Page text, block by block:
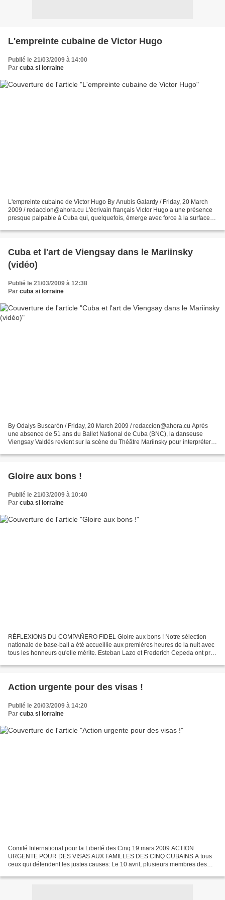
L'empreinte cubaine de Victor Hugo
Publié le 21/03/2009 à 14:00
Par cuba si lorraine
L'empreinte cubaine de Victor Hugo By Anubis Galardy / Friday, 20 March
2009 / redaccion@ahora.cu L'écrivain français Victor Hugo a une présence
presque palpable à Cuba qui, quelquefois, émerge avec force à la surface et
Cuba et l'art de Viengsay dans le Mariinsky
(vidéo)
Publié le 21/03/2009 à 12:38
Par cuba si lorraine
By Odalys Buscarón / Friday, 20 March 2009 / redaccion@ahora.cu Après
une absence de 51 ans du Ballet National de Cuba (BNC), la danseuse
Viengsay Valdés revient sur la scène du Théâtre Mariinsky pour interpréter
Gloire aux bons !
Publié le 21/03/2009 à 10:40
Par cuba si lorraine
RÉFLEXIONS DU COMPAÑERO FIDEL Gloire aux bons ! Notre sélection
nationale de base-ball a été accueillie aux premières heures de la nuit avec
tous les honneurs qu'elle mérite. Esteban Lazo et Frederich Cepeda ont pris
Action urgente pour des visas !
Publié le 20/03/2009 à 14:20
Par cuba si lorraine
Comité International pour la Liberté des Cinq 19 mars 2009 ACTION
URGENTE POUR DES VISAS AUX FAMILLES DES CINQ CUBAINS A tous
ceux qui défendent les justes causes: Le 10 avril, plusieurs membres des